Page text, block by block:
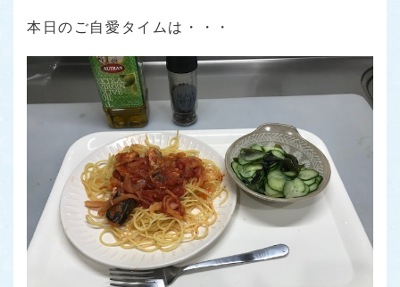
本日のご自愛タイムは・・・